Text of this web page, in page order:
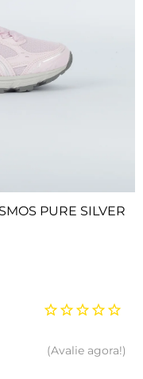
PURE SILVER
Avalie agora!